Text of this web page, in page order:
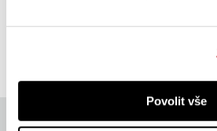
Povolit vše
142 Kč